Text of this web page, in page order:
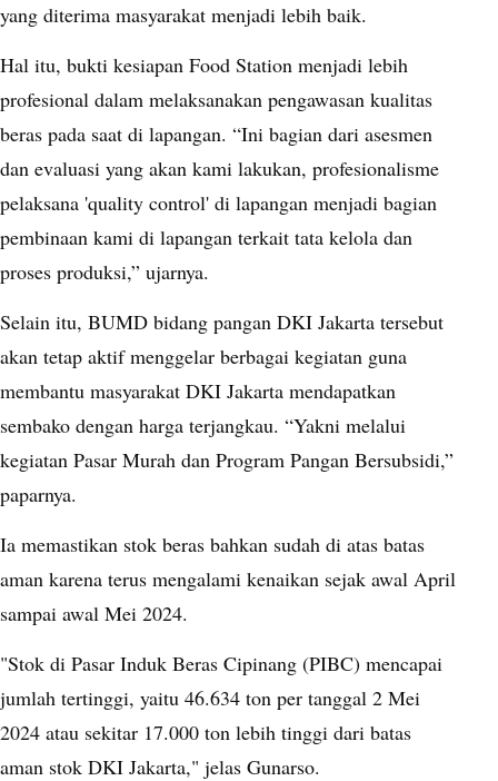
yang diterima masyarakat menjadi lebih baik.
Hal itu, bukti kesiapan Food Station menjadi lebih
profesional dalam melaksanakan pengawasan kualitas
beras pada saat di lapangan. “Ini bagian dari asesmen
dan evaluasi yang akan kami lakukan, profesionalisme
pelaksana 'quality control' di lapangan menjadi bagian
pembinaan kami di lapangan terkait tata kelola dan
proses produksi,” ujarnya.
Selain itu, BUMD bidang pangan DKI Jakarta tersebut
akan tetap aktif menggelar berbagai kegiatan guna
membantu masyarakat DKI Jakarta mendapatkan
sembako dengan harga terjangkau. “Yakni melalui
kegiatan Pasar Murah dan Program Pangan Bersubsidi,”
paparnya.
Ia memastikan stok beras bahkan sudah di atas batas
aman karena terus mengalami kenaikan sejak awal April
sampai awal Mei 2024.
"Stok di Pasar Induk Beras Cipinang (PIBC) mencapai
jumlah tertinggi, yaitu 46.634 ton per tanggal 2 Mei
2024 atau sekitar 17.000 ton lebih tinggi dari batas
aman stok DKI Jakarta," jelas Gunarso.